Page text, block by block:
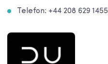
Telefon: +44 208 629 1455